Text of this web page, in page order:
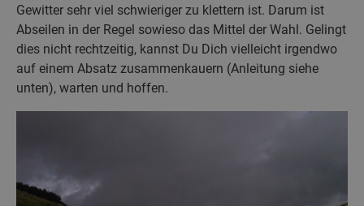
Gewitter sehr viel schwieriger zu klettern ist. Darum ist
Abseilen in der Regel sowieso das Mittel der Wahl. Gelingt
dies nicht rechtzeitig, kannst Du Dich vielleicht irgendwo
auf einem Absatz zusammenkauern (Anleitung siehe
unten), warten und hoffen.